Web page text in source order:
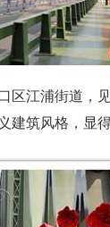
区江浦街道，
建筑风格，显